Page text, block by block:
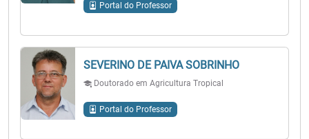
Portal do Professor
SEVERINO DE PAIVA SOBRINHO
Doutorado em Agricultura Tropical
Portal do Professor